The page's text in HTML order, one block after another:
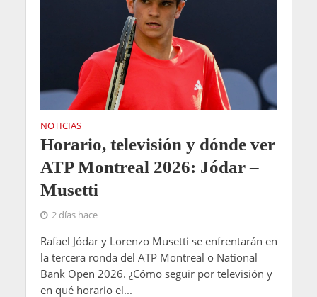
NOTICIAS
Horario, televisión y dónde ver
ATP Montreal 2026: Jódar –
Musetti
2 días hace
Rafael Jódar y Lorenzo Musetti se enfrentarán en
la tercera ronda del ATP Montreal o National
Bank Open 2026. ¿Cómo seguir por televisión y
en qué horario el...